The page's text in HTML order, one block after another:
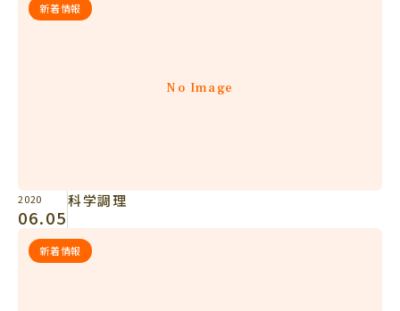
No Image
新着情報
2020
06.05
科学調理
新着情報